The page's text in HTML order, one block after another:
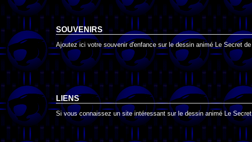
SOUVENIRS
Ajoutez ici votre souvenir d'enfance sur le dessin animé Le Secret
LIENS
Si vous connaissez un site intéressant sur le dessin animé Le